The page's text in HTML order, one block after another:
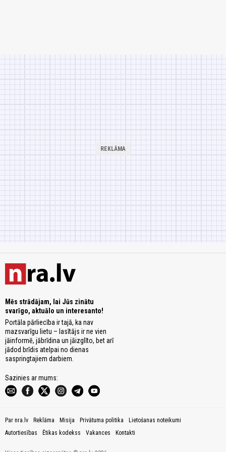
Mēs strādājam, lai Jūs zinātu
svarīgo, aktuālo un interesanto!
Portāla pārliecība ir tajā, ka nav
mazsvarīgu lietu – lasītājs ir ne vien
jāinformē, jābrīdina un jāizglīto, bet arī
jādod brīdis atelpai no dienas
saspringtajiem darbiem.
Sazinies ar mums:
Par nra.lv Reklāma Misija Privātuma politika
Lietošanas noteikumi
Autortiesības
Ētikas kodekss Vakances Kontakti